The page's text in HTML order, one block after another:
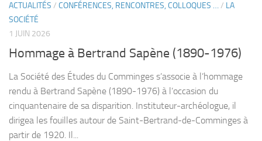
ACTUALITÉS / CONFÉRENCES, RENCONTRES, COLLOQUES …/ LA
SOCIÉTÉ
1 JUIN 2026
Hommage à Bertrand Sapène (1890-1976)
La Société des Études du Comminges s’associe à l’hommage
rendu à Bertrand Sapène (1890-1976) à l’occasion du
cinquantenaire de sa disparition. Instituteur-archéologue, il
dirigea les fouilles autour de Saint-Bertrand-de-Comminges à
partir de 1920. Il...